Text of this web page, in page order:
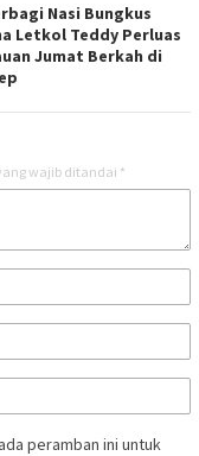
Nasi Bungkus
Letkol Teddy Perluas
Jumat Berkah di
wajib ditandai *
peramban ini untuk